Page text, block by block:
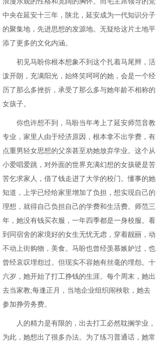
中央在延安十三年，陕北，延安成为一代知识分子
的聚集地，先进思想的发源地。无疑给这片土地平
添了更多的文化内涵。
初见马盼你根本想象不到这个扎着马尾辫，活
泼开朗，充满阳光，始终笑呵呵的她，会是一个经
历了那么多挫折，承受了那么多与她年龄不相称的
女孩子。
你也许想不到，马盼当年考上了延安师范音教
专业，家里人由于经济原因，根本拿不出学费，有
点重男轻女思想的父亲甚至劝她放弃学业。这个从
小爱唱爱跳，对外面的世界充满幻想的女孩硬是苦
苦乞求家人，借了钱走进了大学的校门。懂事的她
知道，上学已经给家里增加了负担，想实现自己的
理想，就得自己负担自己的学费和生活费。师范三
年，她没有钱买衣服，一年四季都是一身校服。看
到同宿舍的家境好的女生无忧无虑，穿着靓丽，动
不动上街购物，美食。马盼也曾经羡慕嫉妒过，也
曾经哀叹埋怨过。但现实不容她有丝毫的埋怨。十
六岁，她开始了打工挣钱的生涯。每个周末，她出
去当家教;每逢正月，当地企业组织闹秧歌，她去
参加挣劳务费。
人的精力是有限的，出去打工必然耽搁学业，
为此，她想出了很多办法。为了练习普通话，她常